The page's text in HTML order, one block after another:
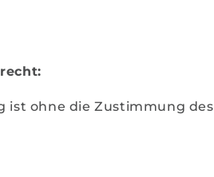
ist ohne die Zustimmung des